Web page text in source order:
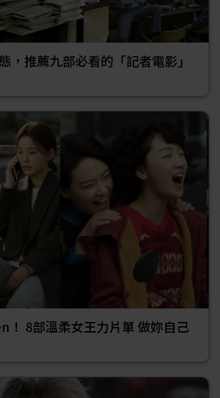
，推薦九部必看的「記者電影」
！ 8部溫柔女王力片單 做妳自己